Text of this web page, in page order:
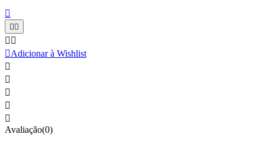

 
 
Adicionar à Wishlist





Avaliação(0)